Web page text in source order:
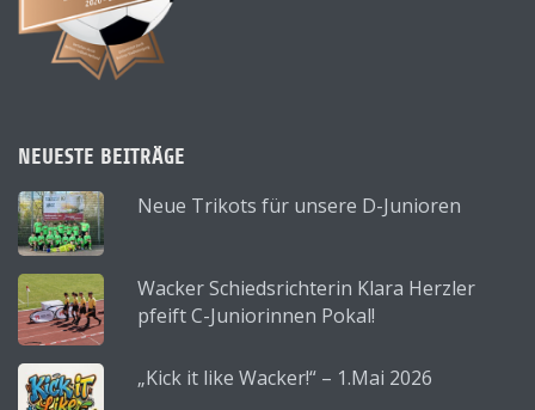
NEUESTE BEITRÄGE
Neue Trikots für unsere D-Junioren
Wacker Schiedsrichterin Klara Herzler
pfeift C-Juniorinnen Pokal!
„Kick it like Wacker!“ – 1.Mai 2026